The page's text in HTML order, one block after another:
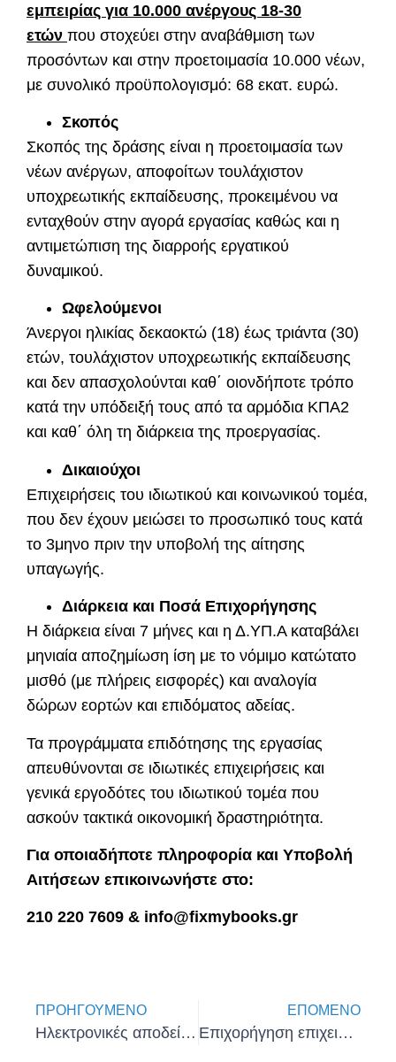
εμπειρίας για 10.000 ανέργους 18-30
ετών που στοχεύει στην αναβάθμιση των
προσόντων και στην προετοιμασία 10.000 νέων,
με συνολικό προϋπολογισμό: 68 εκατ. ευρώ.
Σκοπός
Σκοπός της δράσης είναι η προετοιμασία των
νέων ανέργων, αποφοίτων τουλάχιστον
υποχρεωτικής εκπαίδευσης, προκειμένου να
ενταχθούν στην αγορά εργασίας καθώς και η
αντιμετώπιση της διαρροής εργατικού
δυναμικού.
Ωφελούμενοι
Άνεργοι ηλικίας δεκαοκτώ (18) έως τριάντα (30)
ετών, τουλάχιστον υποχρεωτικής εκπαίδευσης
και δεν απασχολούνται καθ΄ οιονδήποτε τρόπο
κατά την υπόδειξή τους από τα αρμόδια ΚΠΑ2
και καθ΄ όλη τη διάρκεια της προεργασίας.
Δικαιούχοι
Επιχειρήσεις του ιδιωτικού και κοινωνικού τομέα,
που δεν έχουν μειώσει το προσωπικό τους κατά
το 3μηνο πριν την υποβολή της αίτησης
υπαγωγής.
Διάρκεια και Ποσά Επιχορήγησης
Η διάρκεια είναι 7 μήνες και η Δ.ΥΠ.Α καταβάλει
μηνιαία αποζημίωση ίση με το νόμιμο κατώτατο
μισθό (με πλήρεις εισφορές) και αναλογία
δώρων εορτών και επιδόματος αδείας.
Τα προγράμματα επιδότησης της εργασίας
απευθύνονται σε ιδιωτικές επιχειρήσεις και
γενικά εργοδότες του ιδιωτικού τομέα που
ασκούν τακτικά οικονομική δραστηριότητα.
Για οποιαδήποτε πληροφορία και Υποβολή
Αιτήσεων επικοινωνήστε στο:
210 220 7609 & info@fixmybooks.gr
ΠΡΟΗΓΟΎΜΕΝΟ
Ηλεκτρονικές αποδείξεις: Ποιοι κινδυνεύουν με έξτρα φόρο; – Ποιοι κερδίζουν έως και 2.200 ευρώ;
ΕΠΌΜΕΝΟ
Επιχορήγηση επιχειρήσεων έως 13.700 ευρώ για πρόσληψη ανέργων 45 ετών και άνω